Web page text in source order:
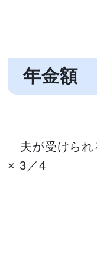
年金額
夫が受けられ
× 3／4